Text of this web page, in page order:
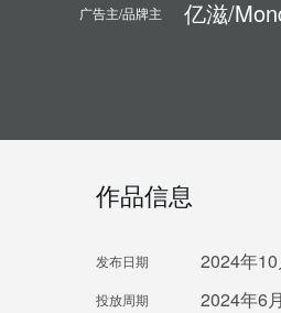
广告主/品牌主 亿滋/
作品信息
发布日期 2024年10
投放周期 2024年6